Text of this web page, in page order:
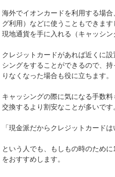
海外でイオンカードを利用する場
グ利用）などに使うこともできま
現地通貨を手に入れる（キャッシン
クレジットカードがあれば近くに
シングをすることができるので、
りなくなった場合も役に立ちます。
キャッシングの際に気になる手数
交換するより割安なことが多いです
「現金派だからクレジットカードは
という人でも、もしもの時のため
をおすすめします。